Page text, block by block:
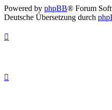
Powered by phpBB® Forum
Deutsche Übersetzung durch